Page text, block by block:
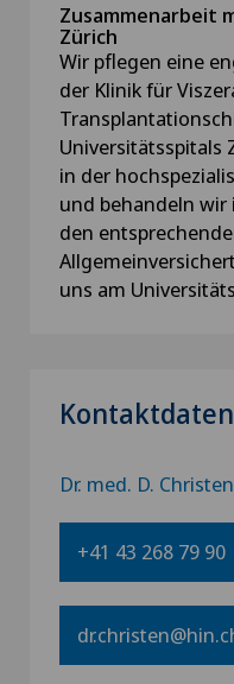
Zusammenarbeit
Zürich
Wir pflegen eine
der Klinik für
Universitätsspitals
in der
und behandeln
den
uns am
Kontaktdaten
Dr. med. D. Christen
+41 43 268 79 90